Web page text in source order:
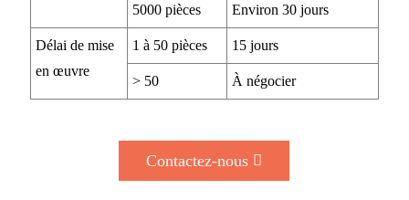
5000 pièces Environ 30 jours
Délai de mise
en œuvre
1 à 50 pièces 15 jours
> 50 À négocier
Contactez-nous